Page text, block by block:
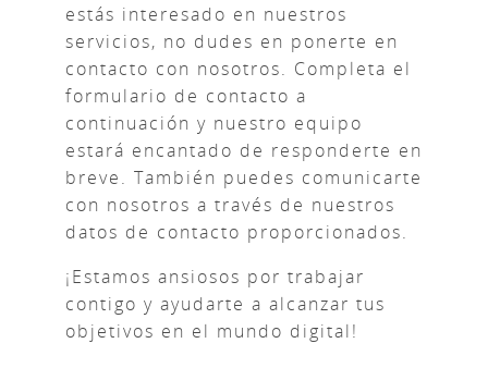
estás interesado en nuestros
servicios, no dudes en ponerte en
contacto con nosotros. Completa el
formulario de contacto a
continuación y nuestro equipo
estará encantado de responderte en
breve. También puedes comunicarte
con nosotros a través de nuestros
datos de contacto proporcionados.
¡Estamos ansiosos por trabajar
contigo y ayudarte a alcanzar tus
objetivos en el mundo digital!